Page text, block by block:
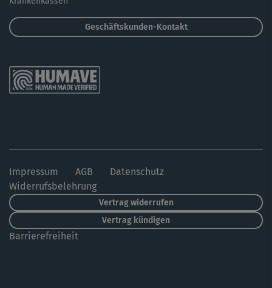
Geschäftskunden-Kontakt
Impressum AGB
Datenschutz
Widerrufsbelehrung
Vertrag widerrufen
Vertrag kündigen
Barrierefreiheit